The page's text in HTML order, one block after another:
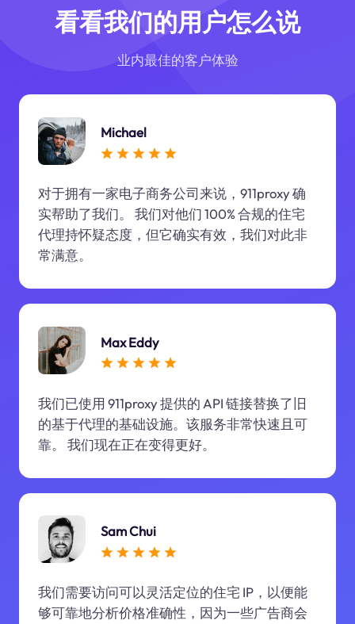
看看我们的用户怎么说
业内最佳的客户体验
Michael
对于拥有一家电子商务公司来说，911proxy 确
实帮助了我们。 我们对他们 100% 合规的住宅
代理持怀疑态度，但它确实有效，我们对此非
常满意。
Max Eddy
我们已使用 911proxy 提供的 API 链接替换了旧
的基于代理的基础设施。该服务非常快速且可
靠。 我们现在正在变得更好。
Sam Chui
我们需要访问可以灵活定位的住宅 IP，以便能
够可靠地分析价格准确性，因为一些广告商会